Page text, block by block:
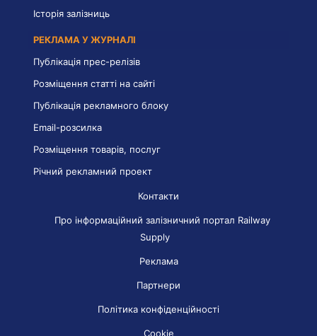
Історія залізниць
РЕКЛАМА У ЖУРНАЛІ
Публікація прес-релізів
Розміщення статті на сайті
Публікація рекламного блоку
Email-розсилка
Розміщення товарів, послуг
Річний рекламний проект
Контакти
Про інформаційний залізничний портал Railway
Supply
Реклама
Партнери
Політика конфіденційності
Cookie